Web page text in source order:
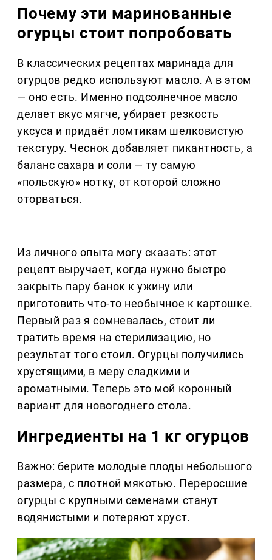
Почему эти маринованные
огурцы стоит попробовать
В классических рецептах маринада для
огурцов редко используют масло. А в этом
— оно есть. Именно подсолнечное масло
делает вкус мягче, убирает резкость
уксуса и придаёт ломтикам шелковистую
текстуру. Чеснок добавляет пикантность, а
баланс сахара и соли — ту самую
«польскую» нотку, от которой сложно
оторваться.
Из личного опыта могу сказать: этот
рецепт выручает, когда нужно быстро
закрыть пару банок к ужину или
приготовить что-то необычное к картошке.
Первый раз я сомневалась, стоит ли
тратить время на стерилизацию, но
результат того стоил. Огурцы получились
хрустящими, в меру сладкими и
ароматными. Теперь это мой коронный
вариант для новогоднего стола.
Ингредиенты на 1 кг огурцов
Важно: берите молодые плоды небольшого
размера, с плотной мякотью. Переросшие
огурцы с крупными семенами станут
водянистыми и потеряют хруст.